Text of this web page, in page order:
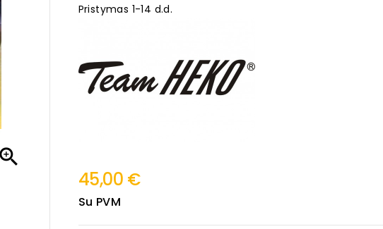

Pristymas 1-14 d.d.
45,00 €
Su PVM